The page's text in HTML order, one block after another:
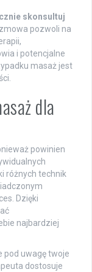
skonsultuj
pozwoli na
i potencjalne
masaż jest
dla
powinien
różnych technik
Dzięki
najbardziej
pod uwagę twoje
dostosuje